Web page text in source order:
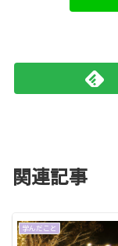
関連記事
学んだこと